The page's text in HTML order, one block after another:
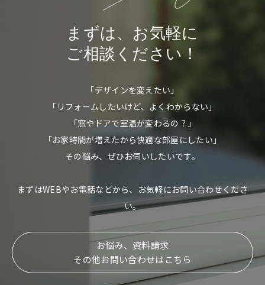
まずは、お気軽に
ご相談ください！
「デザインを変えたい」
「リフォームしたいけど、よくわからない」
「窓やドアで室温が変わるの？」
「お家時間が増えたから快適な部屋にしたい」
その悩み、ぜひお伺いしたいです。
まずはWEBやお電話などから、お気軽にお問い合わせくださ
い。
お悩み、資料請求
その他お問い合わせはこちら